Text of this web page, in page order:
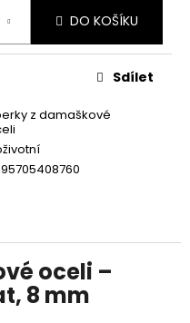
DO KOŠÍKU
z damaškové
Sdílet
oceli –
8 mm